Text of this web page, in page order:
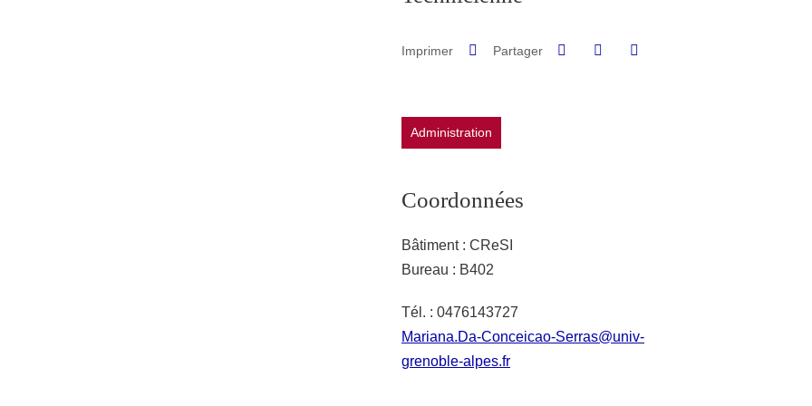
Imprimer Partager Partager sur Facebook
Partager sur LinkedIn
Administration
Coordonnées
Bâtiment : CReSI
Bureau : B402
Tél. : 0476143727
Mariana.Da-Conceicao-Serras@univ-
grenoble-alpes.fr